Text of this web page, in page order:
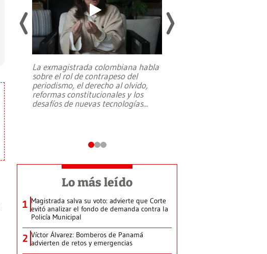
La exmagistrada colombiana habla
sobre el rol de contrapeso del
periodismo, el derecho al olvido,
reformas constitucionales y los
desafíos de nuevas tecnologías...
Lo más leído
1 Magistrada salva su voto: advierte que Corte
evitó analizar el fondo de demanda contra la
Policía Municipal
2 Víctor Álvarez: Bomberos de Panamá
advierten de retos y emergencias